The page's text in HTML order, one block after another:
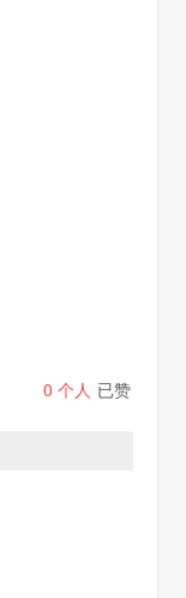
0 个人 已赞